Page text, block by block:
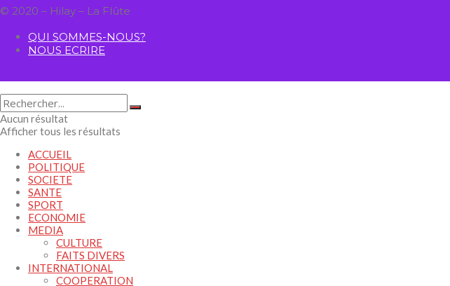
© 2020 – Hilay – La Flûte
QUI SOMMES-NOUS?
NOUS ECRIRE
Aucun résultat
Afficher tous les résultats
ACCUEIL
POLITIQUE
SOCIETE
SANTE
SPORT
ECONOMIE
MEDIA
CULTURE
FAITS DIVERS
INTERNATIONAL
COOPERATION